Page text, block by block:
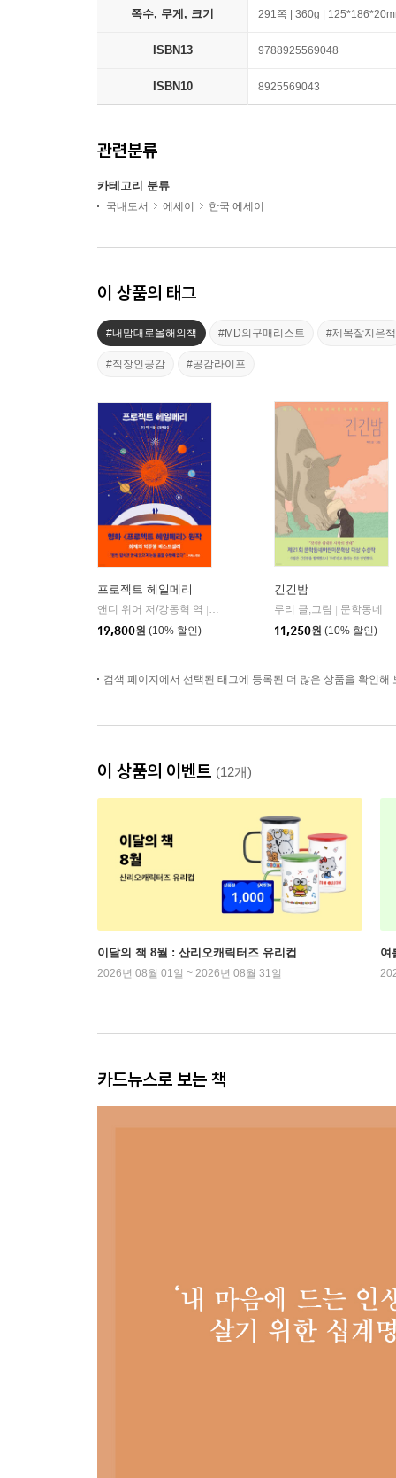
쪽수, 무게, 크기 291쪽 | 360g |
ISBN13 9788925569048
ISBN10 8925569043
관련분류
카테고리 분류
국내도서 에세이 한국 에세이
이 상품의 태그
#내맘대로올해의책 #MD의구매리스트 #제목잘지은책
#직장인공감 #공감라이프
프로젝트 헤일메리
앤디 위어 저/강동혁 역
알에이치코리아(RHK)
19,800원 (10% 할인)
긴긴밤
루리 글,그림
문학동네
11,250원 (10% 할인)
검색 페이지에서 선택된 태그에 등록된 더 많은 상품을 확인해
이 상품의 이벤트 (12개)
이달의 책 8월 : 산리오캐릭터즈 유리컵
2026년 08월 01일 ~ 2026년 08월 31일
여
카드뉴스로 보는 책